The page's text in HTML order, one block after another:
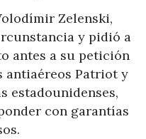
Zelenski,
y pidió a
antes a su petición
antiaéreos Patriot y
estadounidenses,
con garantías